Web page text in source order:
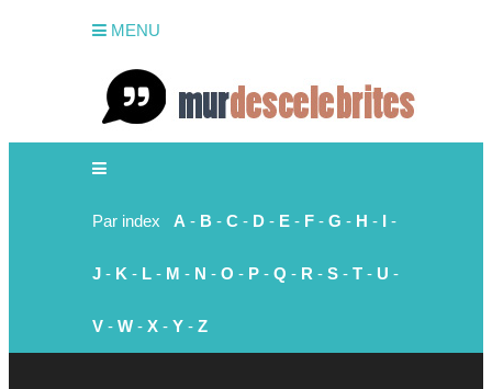
MENU
Par index A - B - C - D - E - F - G - H - I -
J - K - L - M - N - O - P - Q - R - S - T - U -
V - W - X - Y - Z